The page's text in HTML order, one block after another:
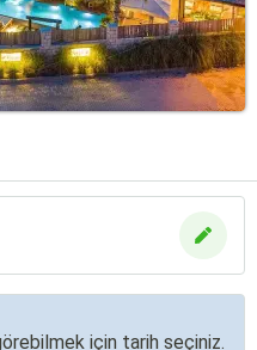
için tarih seçiniz.